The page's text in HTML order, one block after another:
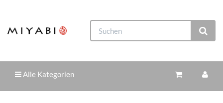
Alle Kategorien